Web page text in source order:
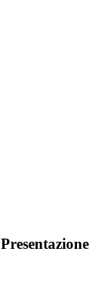
Presentazione